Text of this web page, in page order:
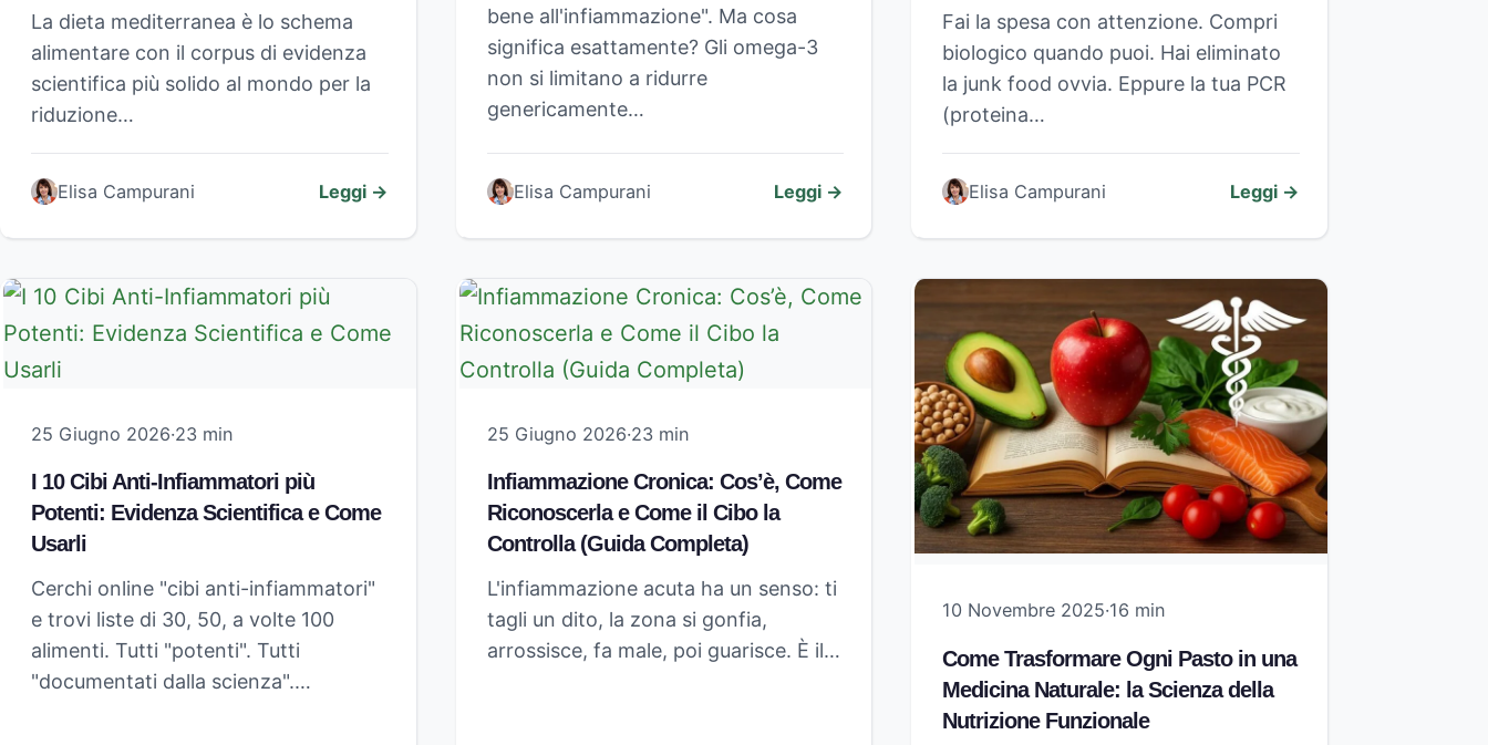
La dieta mediterranea è lo schema
alimentare con il corpus di evidenza
scientifica più solido al mondo per la
riduzione…
Elisa Campurani Leggi →
bene all'infiammazione". Ma cosa
significa esattamente? Gli omega-3
non si limitano a ridurre
genericamente…
Elisa Campurani Leggi →
Fai la spesa con attenzione. Compri
biologico quando puoi. Hai eliminato
la junk food ovvia. Eppure la tua PCR
(proteina…
Elisa Campurani Leggi →
25 Giugno 2026·23 min
I 10 Cibi Anti-Infiammatori più
Potenti: Evidenza Scientifica e Come
Usarli
Cerchi online "cibi anti-infiammatori"
e trovi liste di 30, 50, a volte 100
alimenti. Tutti "potenti". Tutti
"documentati dalla scienza".…
25 Giugno 2026·23 min
Infiammazione Cronica: Cos’è, Come
Riconoscerla e Come il Cibo la
Controlla (Guida Completa)
L'infiammazione acuta ha un senso: ti
tagli un dito, la zona si gonfia,
arrossisce, fa male, poi guarisce. È il…
10 Novembre 2025·16 min
Come Trasformare Ogni Pasto in una
Medicina Naturale: la Scienza della
Nutrizione Funzionale